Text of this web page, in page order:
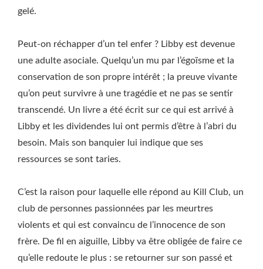
gelé.
Peut-on réchapper d’un tel enfer ? Libby est devenue
une adulte asociale. Quelqu’un mu par l’égoïsme et la
conservation de son propre intérêt ; la preuve vivante
qu’on peut survivre à une tragédie et ne pas se sentir
transcendé. Un livre a été écrit sur ce qui est arrivé à
Libby et les dividendes lui ont permis d’être à l’abri du
besoin. Mais son banquier lui indique que ses
ressources se sont taries.
C’est la raison pour laquelle elle répond au Kill Club, un
club de personnes passionnées par les meurtres
violents et qui est convaincu de l’innocence de son
frère. De fil en aiguille, Libby va être obligée de faire ce
qu’elle redoute le plus : se retourner sur son passé et